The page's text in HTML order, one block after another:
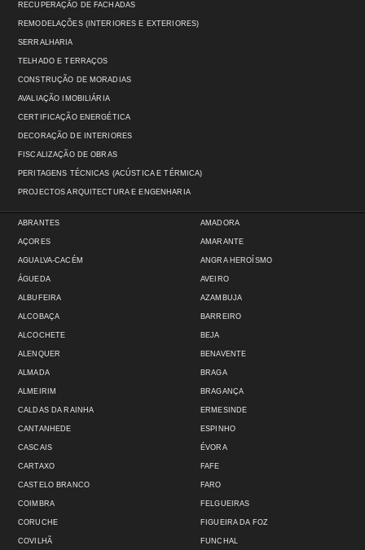
RECUPERAÇÃO DE FACHADAS
REMODELAÇÕES (INTERIORES E EXTERIORES)
SERRALHARIA
TELHADO E TERRAÇOS
CONSTRUÇÃO DE MORADIAS
AVALIAÇÃO IMOBILIÁRIA
CERTIFICAÇÃO ENERGÉTICA
DECORAÇÃO DE INTERIORES
FISCALIZAÇÃO DE OBRAS
PERITAGENS TÉCNICAS (ACÚSTICA E TÉRMICA)
PROJECTOS ARQUITECTURA E ENGENHARIA
ABRANTES
AÇORES
AGUALVA-CACÉM
ÁGUEDA
ALBUFEIRA
ALCOBAÇA
ALCOCHETE
ALENQUER
ALMADA
ALMEIRIM
AMADORA
AMARANTE
ANGRA HEROÍSMO
AVEIRO
AZAMBUJA
BARREIRO
BEJA
BENAVENTE
BRAGA
BRAGANÇA
CALDAS DA RAINHA
CANTANHEDE
CASCAIS
CARTAXO
CASTELO BRANCO
COIMBRA
CORUCHE
COVILHÃ
ERMESINDE
ESPINHO
ÉVORA
FAFE
FARO
FELGUEIRAS
FIGUEIRA DA FOZ
FUNCHAL